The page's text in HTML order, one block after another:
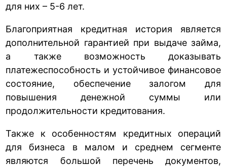
для них – 5-6 лет.
Благоприятная кредитная история является
дополнительной гарантией при выдаче займа,
а также возможность доказывать
платежеспособность и устойчивое финансовое
состояние, обеспечение залогом для
повышения денежной суммы или
продолжительности кредитования.
Также к особенностям кредитных операций
для бизнеса в малом и среднем сегменте
являются большой перечень документов,